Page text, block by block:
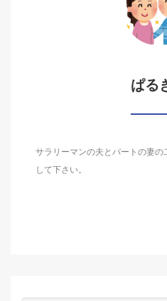
ぱる
サラリーマンの夫とパートの妻
して下さい。